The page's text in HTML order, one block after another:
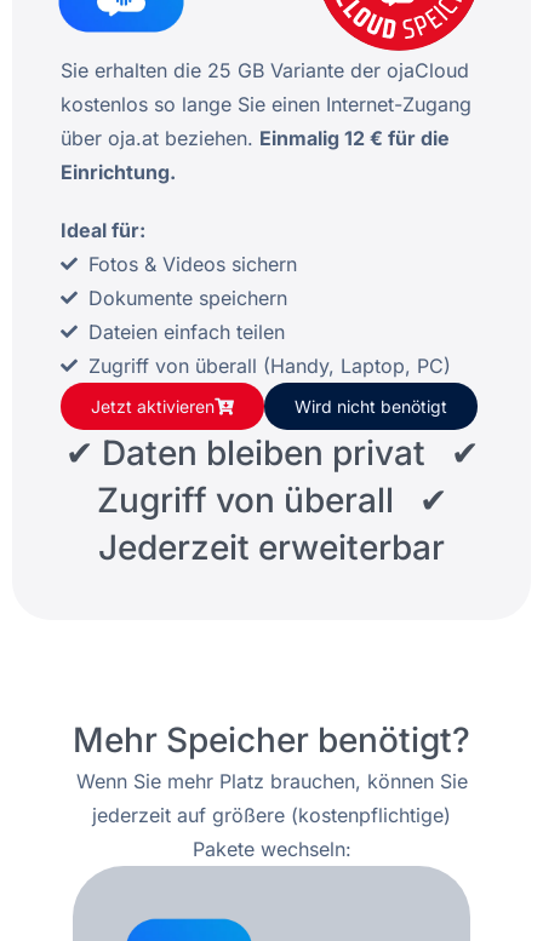
Sie erhalten die 25 GB Variante der ojaCloud
kostenlos so lange Sie einen Internet-Zugang
über oja.at beziehen. Einmalig 12 € für die
Einrichtung.
Ideal für:
Fotos & Videos sichern
Dokumente speichern
Dateien einfach teilen
Zugriff von überall (Handy, Laptop, PC)
Jetzt aktivieren Wird nicht benötigt
✔ Daten bleiben privat ✔
Zugriff von überall ✔
Jederzeit erweiterbar
Mehr Speicher benötigt?
Wenn Sie mehr Platz brauchen, können Sie
jederzeit auf größere (kostenpflichtige)
Pakete wechseln: